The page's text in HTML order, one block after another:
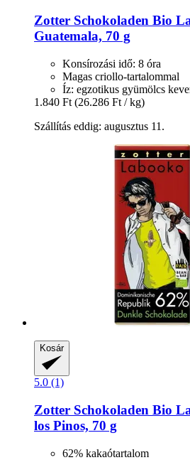
Zotter Schokoladen Bio
Guatemala, 70 g
Konsírozási idő: 8 óra
Magas criollo-tartalommal
Íz: egzotikus gyümölcs
1.840 Ft (26.286 Ft / kg)
Szállítás eddig: augusztus 11.
Kosár
5.0 (1)
Zotter Schokoladen Bio
los Pinos, 70 g
62% kakaótartalom